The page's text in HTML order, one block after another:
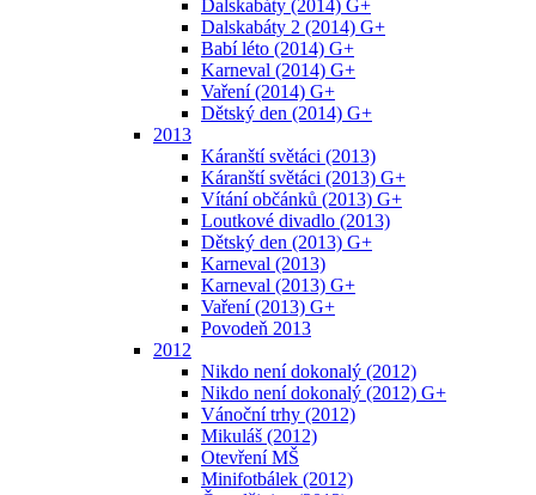
Dalskabáty (2014) G+
Dalskabáty 2 (2014) G+
Babí léto (2014) G+
Karneval (2014) G+
Vaření (2014) G+
Dětský den (2014) G+
2013
Káranští světáci (2013)
Káranští světáci (2013) G+
Vítání občánků (2013) G+
Loutkové divadlo (2013)
Dětský den (2013) G+
Karneval (2013)
Karneval (2013) G+
Vaření (2013) G+
Povodeň 2013
2012
Nikdo není dokonalý (2012)
Nikdo není dokonalý (2012) G+
Vánoční trhy (2012)
Mikuláš (2012)
Otevření MŠ
Minifotbálek (2012)